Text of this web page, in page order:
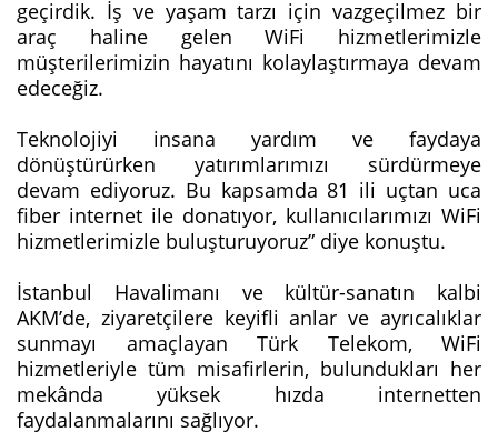
geçirdik. İş ve yaşam tarzı için vazgeçilmez bir
araç haline gelen WiFi hizmetlerimizle
müşterilerimizin hayatını kolaylaştırmaya devam
edeceğiz.
Teknolojiyi insana yardım ve faydaya
dönüştürürken yatırımlarımızı sürdürmeye
devam ediyoruz. Bu kapsamda 81 ili uçtan uca
fiber internet ile donatıyor, kullanıcılarımızı WiFi
hizmetlerimizle buluşturuyoruz” diye konuştu.
İstanbul Havalimanı ve kültür-sanatın kalbi
AKM’de, ziyaretçilere keyifli anlar ve ayrıcalıklar
sunmayı amaçlayan Türk Telekom, WiFi
hizmetleriyle tüm misafirlerin, bulundukları her
mekânda yüksek hızda internetten
faydalanmalarını sağlıyor.